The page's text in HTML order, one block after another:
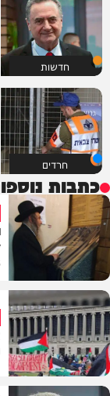
חדשות
חרדים
כתבות
חדשות